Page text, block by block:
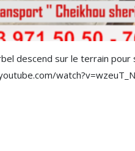
descend sur le terrain pour